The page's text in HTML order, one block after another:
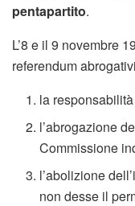
pentapartito.
L’8 e il 9 novembre
referendum
la
l’abrogazione
Commissione
l’abolizione
non desse il